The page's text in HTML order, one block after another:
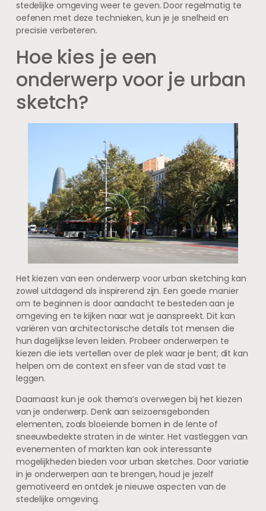
stedelijke omgeving weer te geven. Door regelmatig te
oefenen met deze technieken, kun je je snelheid en
precisie verbeteren.
Hoe kies je een
onderwerp voor je urban
sketch?
Het kiezen van een onderwerp voor urban sketching kan
zowel uitdagend als inspirerend zijn. Een goede manier
om te beginnen is door aandacht te besteden aan je
omgeving en te kijken naar wat je aanspreekt. Dit kan
variëren van architectonische details tot mensen die
hun dagelijkse leven leiden. Probeer onderwerpen te
kiezen die iets vertellen over de plek waar je bent; dit kan
helpen om de context en sfeer van de stad vast te
leggen.
Daarnaast kun je ook thema’s overwegen bij het kiezen
van je onderwerp. Denk aan seizoensgebonden
elementen, zoals bloeiende bomen in de lente of
sneeuwbedekte straten in de winter. Het vastleggen van
evenementen of markten kan ook interessante
mogelijkheden bieden voor urban sketches. Door variatie
in je onderwerpen aan te brengen, houd je jezelf
gemotiveerd en ontdek je nieuwe aspecten van de
stedelijke omgeving.